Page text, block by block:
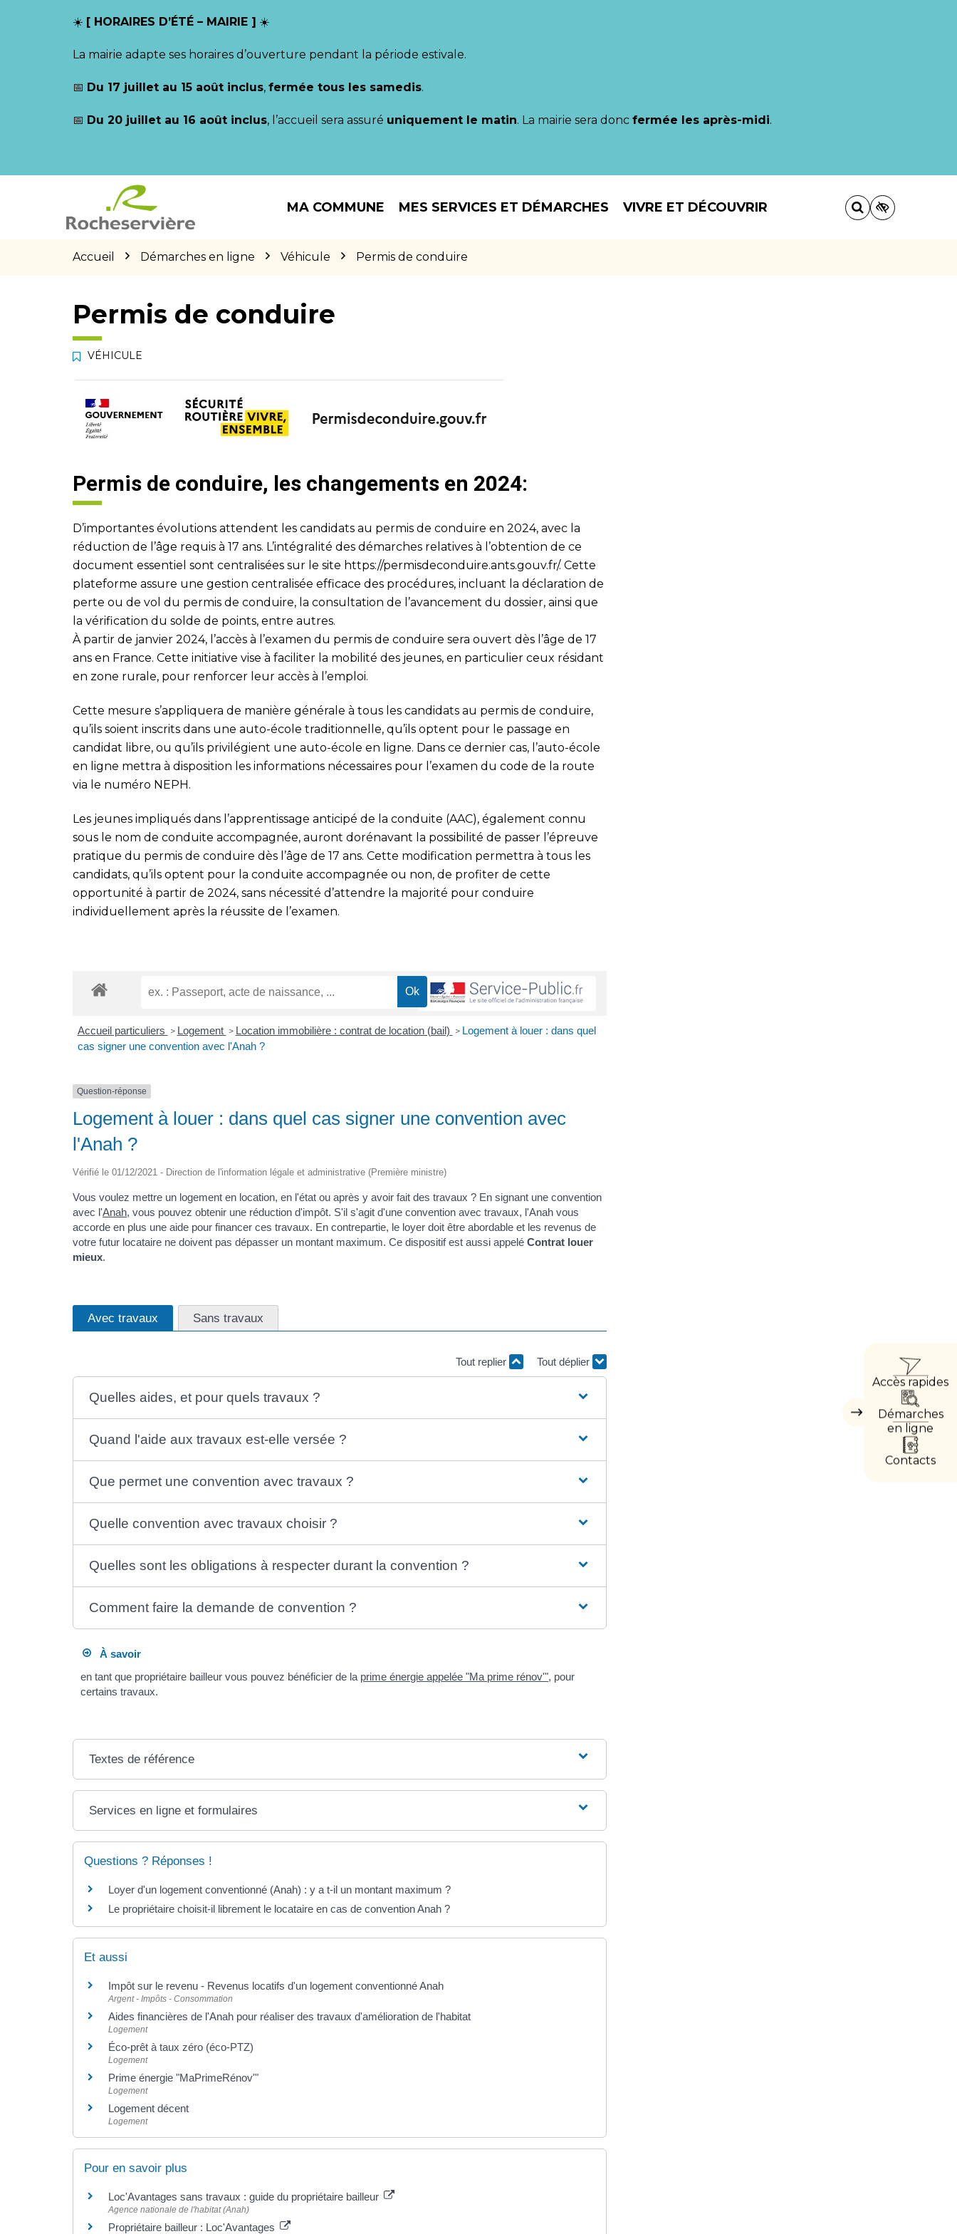
☀️ [ HORAIRES D’ÉTÉ – MAIRIE ] ☀️
La mairie adapte ses horaires d’ouverture pendant la période estivale.
📅 Du 17 juillet au 15 août inclus, fermée tous les samedis.
📅 Du 20 juillet au 16 août inclus, l’accueil sera assuré uniquement le matin. La mairie sera donc fermée les après-midi.
MA COMMUNE MES SERVICES ET DÉMARCHES VIVRE ET DÉCOUVRIR
Accueil Démarches en ligne Véhicule Permis de conduire
Masquer
Accès rapides
Démarches
en ligne
Contacts
Permis de conduire
VÉHICULE
Permis de conduire, les changements en 2024:
D’importantes évolutions attendent les candidats au permis de conduire en 2024, avec la
réduction de l’âge requis à 17 ans. L’intégralité des démarches relatives à l’obtention de ce
document essentiel sont centralisées sur le site https://permisdeconduire.ants.gouv.fr/. Cette
plateforme assure une gestion centralisée efficace des procédures, incluant la déclaration de
perte ou de vol du permis de conduire, la consultation de l’avancement du dossier, ainsi que
la vérification du solde de points, entre autres.
À partir de janvier 2024, l’accès à l’examen du permis de conduire sera ouvert dès l’âge de 17
ans en France. Cette initiative vise à faciliter la mobilité des jeunes, en particulier ceux résidant
en zone rurale, pour renforcer leur accès à l’emploi.
Cette mesure s’appliquera de manière générale à tous les candidats au permis de conduire,
qu’ils soient inscrits dans une auto-école traditionnelle, qu’ils optent pour le passage en
candidat libre, ou qu’ils privilégient une auto-école en ligne. Dans ce dernier cas, l’auto-école
en ligne mettra à disposition les informations nécessaires pour l’examen du code de la route
via le numéro NEPH.
Les jeunes impliqués dans l’apprentissage anticipé de la conduite (AAC), également connu
sous le nom de conduite accompagnée, auront dorénavant la possibilité de passer l’épreuve
pratique du permis de conduire dès l’âge de 17 ans. Cette modification permettra à tous les
candidats, qu’ils optent pour la conduite accompagnée ou non, de profiter de cette
opportunité à partir de 2024, sans nécessité d’attendre la majorité pour conduire
individuellement après la réussite de l’examen.
Accueil particuliers > Logement > Location immobilière : contrat de location (bail) > Logement à louer : dans quel
cas signer une convention avec l'Anah ?
Question-réponse
Logement à louer : dans quel cas signer une convention avec
l'Anah ?
Vérifié le 01/12/2021 - Direction de l'information légale et administrative (Première ministre)
Vous voulez mettre un logement en location, en l'état ou après y avoir fait des travaux ? En signant une convention
avec l'Anah, vous pouvez obtenir une réduction d'impôt. S'il s'agit d'une convention avec travaux, l'Anah vous
accorde en plus une aide pour financer ces travaux. En contrepartie, le loyer doit être abordable et les revenus de
votre futur locataire ne doivent pas dépasser un montant maximum. Ce dispositif est aussi appelé Contrat louer
mieux.
Avec travaux Sans travaux
Tout replier Tout déplier
Quelles aides, et pour quels travaux ?
Quand l'aide aux travaux est-elle versée ?
Que permet une convention avec travaux ?
Quelle convention avec travaux choisir ?
Quelles sont les obligations à respecter durant la convention ?
Comment faire la demande de convention ?
À savoir
en tant que propriétaire bailleur vous pouvez bénéficier de la prime énergie appelée "Ma prime rénov'", pour
certains travaux.
Textes de référence
Services en ligne et formulaires
Questions ? Réponses !
Loyer d'un logement conventionné (Anah) : y a t-il un montant maximum ?
Le propriétaire choisit-il librement le locataire en cas de convention Anah ?
Et aussi
Impôt sur le revenu - Revenus locatifs d'un logement conventionné Anah
Argent - Impôts - Consommation
Aides financières de l'Anah pour réaliser des travaux d'amélioration de l'habitat
Logement
Éco-prêt à taux zéro (éco-PTZ)
Logement
Prime énergie "MaPrimeRénov'"
Logement
Logement décent
Logement
Pour en savoir plus
Loc'Avantages sans travaux : guide du propriétaire bailleur
Agence nationale de l'habitat (Anah)
Propriétaire bailleur : Loc'Avantages